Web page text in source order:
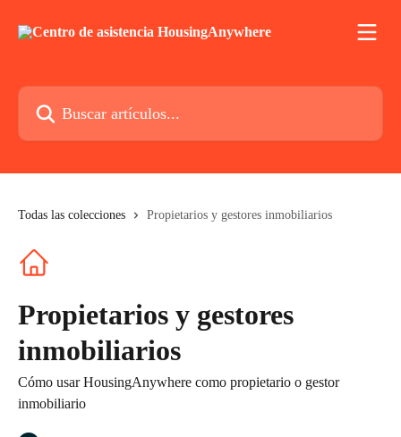
Buscar artículos...
Todas las colecciones Propietarios y gestores inmobiliarios
Propietarios y gestores
inmobiliarios
Cómo usar HousingAnywhere como propietario o gestor
inmobiliario